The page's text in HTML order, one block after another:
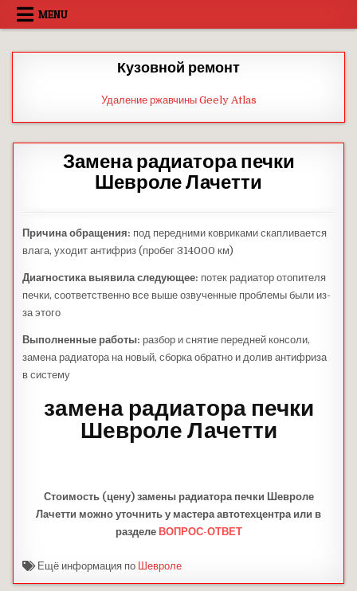
Skip
MENU
Кузовной ремонт
Удаление ржавчины Geely Atlas
Замена радиатора печки
Шевроле Лачетти
Причина обращения: под передними ковриками скапливается
влага, уходит антифриз (пробег 314000 км)
Диагностика выявила следующее: потек радиатор отопителя
печки, соответственно все выше озвученные проблемы были из-
за этого
Выполненные работы:разбор и снятие передней консоли,
замена радиатора на новый, сборка обратно и долив антифриза
в систему
замена радиатора печки
Шевроле Лачетти
Стоимость (цену) замены радиатора печки Шевроле
Лачетти можно уточнить у мастера автотехцентра или в
разделе ВОПРОС-ОТВЕТ
Ещё информация по Шевроле